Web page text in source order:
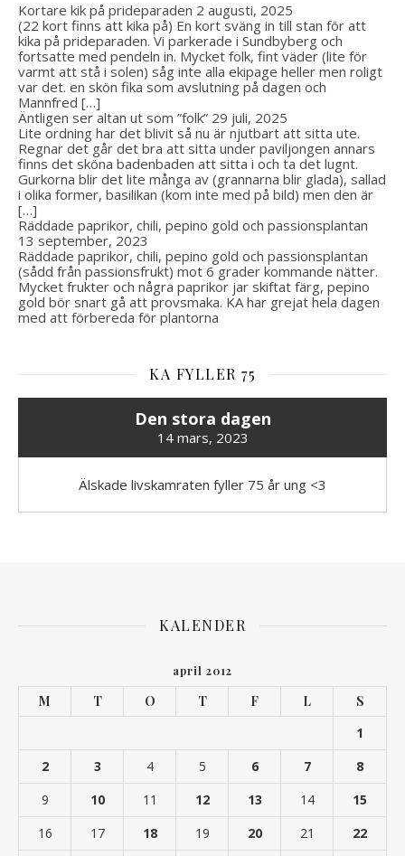
Kortare kik på prideparaden 2 augusti, 2025
(22 kort finns att kika på) En kort sväng in till stan för att
kika på prideparaden. Vi parkerade i Sundbyberg och
fortsatte med pendeln in. Mycket folk, fint väder (lite för
varmt att stå i solen) såg inte alla ekipage heller men roligt
var det. en skön fika som avslutning på dagen och
Mannfred […]
Äntligen ser altan ut som ”folk” 29 juli, 2025
Lite ordning har det blivit så nu är njutbart att sitta ute.
Regnar det går det bra att sitta under paviljongen annars
finns det sköna badenbaden att sitta i och ta det lugnt.
Gurkorna blir det lite många av (grannarna blir glada), sallad
i olika former, basilikan (kom inte med på bild) men den är
[…]
Räddade paprikor, chili, pepino gold och passionsplantan
13 september, 2023
Räddade paprikor, chili, pepino gold och passionsplantan
(sådd från passionsfrukt) mot 6 grader kommande nätter.
Mycket frukter och några paprikor jar skiftat färg, pepino
gold bör snart gå att provsmaka. KA har grejat hela dagen
med att förbereda för plantorna
KA FYLLER 75
Den stora dagen
14 mars, 2023
Älskade livskamraten fyller 75 år ung <3
KALENDER
april 2012
M T O T F L
S
1
2
3 4 5 6 7
8
9
10 11 12 13 14
15
16
17 18 19 20 21 22